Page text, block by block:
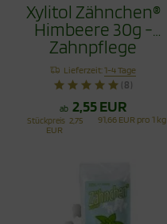
Xylitol Zähnchen®
Himbeere 30g -
Zahnpflege
Bonbons
Lieferzeit:1-4 Tage
(8)
ab 2,55 EUR
Stückpreis 2,75
EUR
91,66 EUR pro 1 kg